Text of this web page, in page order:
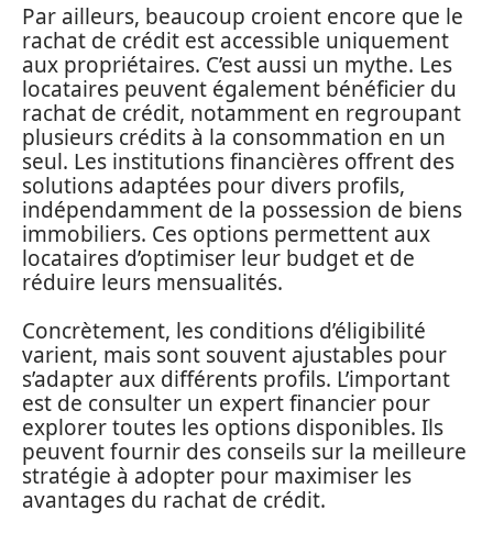
Par ailleurs, beaucoup croient encore que le
rachat de crédit est accessible uniquement
aux propriétaires. C’est aussi un mythe. Les
locataires peuvent également bénéficier du
rachat de crédit, notamment en regroupant
plusieurs crédits à la consommation en un
seul. Les institutions financières offrent des
solutions adaptées pour divers profils,
indépendamment de la possession de biens
immobiliers. Ces options permettent aux
locataires d’optimiser leur budget et de
réduire leurs mensualités.
Concrètement, les conditions d’éligibilité
varient, mais sont souvent ajustables pour
s’adapter aux différents profils. L’important
est de consulter un expert financier pour
explorer toutes les options disponibles. Ils
peuvent fournir des conseils sur la meilleure
stratégie à adopter pour maximiser les
avantages du rachat de crédit.